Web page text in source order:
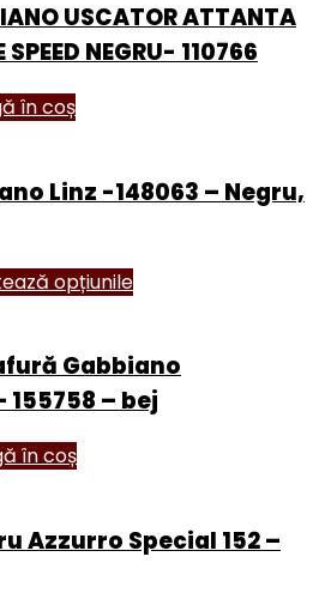
USCATOR ATTANTA
NEGRU- 110766
în coș
Linz -148063 – Negru,
opțiunile
Gabbiano
– bej
în coș
Azzurro Special 152 –